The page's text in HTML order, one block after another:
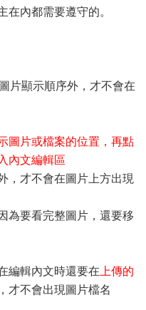
在內都需要遵守的。
片顯示順序外，才不會在
圖片或檔案的位置，再點
內文編輯區
，才不會在圖片上方出現
為要看完整圖片，還要移
編輯內文時還要在 上傳的
，才不會出現圖片檔名